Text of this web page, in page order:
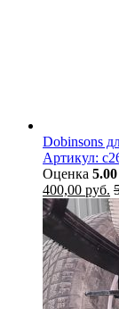
Dobinsons
Артикул:
Оценка 5.00
400,00 руб.